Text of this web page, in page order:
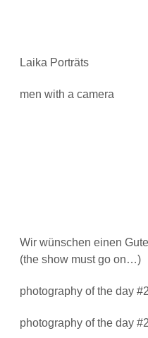
Laika Porträts
men with a camera
Wir wünschen einen
(the show must go on…)
photography of the day
photography of the day